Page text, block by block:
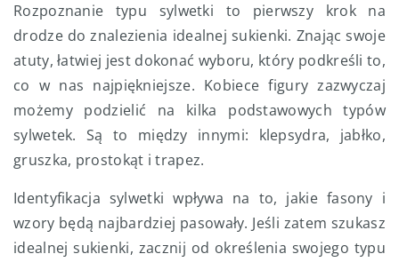
Rozpoznanie typu sylwetki to pierwszy krok na
drodze do znalezienia idealnej sukienki. Znając swoje
atuty, łatwiej jest dokonać wyboru, który podkreśli to,
co w nas najpiękniejsze. Kobiece figury zazwyczaj
możemy podzielić na kilka podstawowych typów
sylwetek. Są to między innymi: klepsydra, jabłko,
gruszka, prostokąt i trapez.
Identyfikacja sylwetki wpływa na to, jakie fasony i
wzory będą najbardziej pasowały. Jeśli zatem szukasz
idealnej sukienki, zacznij od określenia swojego typu